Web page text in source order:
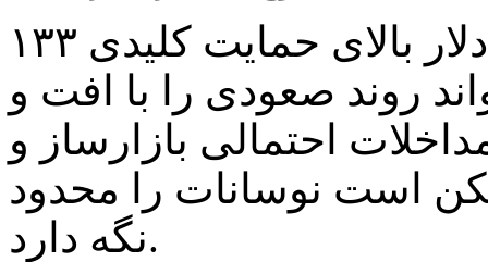
تحلیلگران معتقدند تا زمانی که دلار بالای حمایت کلیدی ۱۳۳
روند صعودی را با افت و
احتمالی بازارساز و
است نوسانات را محدود
نگه دارد.